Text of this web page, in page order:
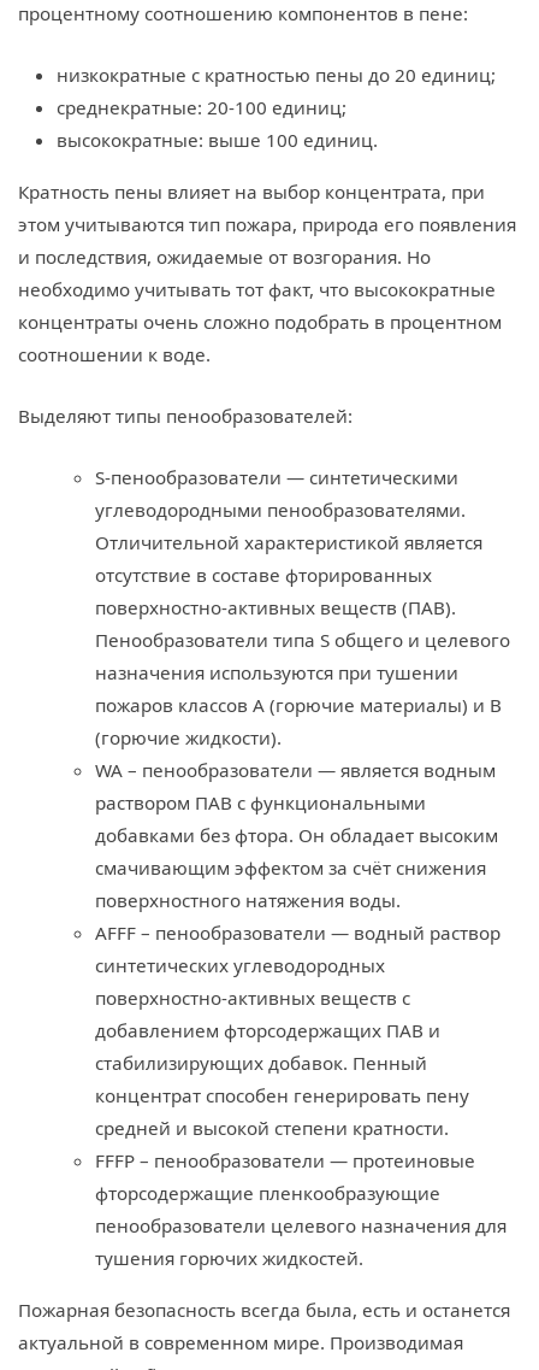
процентному соотношению компонентов в пене:
низкократные с кратностью пены до 20 единиц;
среднекратные: 20-100 единиц;
высокократные: выше 100 единиц.
Кратность пены влияет на выбор концентрата, при
этом учитываются тип пожара, природа его появления
и последствия, ожидаемые от возгорания. Но
необходимо учитывать тот факт, что высокократные
концентраты очень сложно подобрать в процентном
соотношении к воде.
Выделяют типы пенообразователей:
S-пенообразователи — синтетическими
углеводородными пенообразователями.
Отличительной характеристикой является
отсутствие в составе фторированных
поверхностно-активных веществ (ПАВ).
Пенообразователи типа S общего и целевого
назначения используются при тушении
пожаров классов А (горючие материалы) и B
(горючие жидкости).
WA – пенообразователи — является водным
раствором ПАВ с функциональными
добавками без фтора. Он обладает высоким
смачивающим эффектом за счёт снижения
поверхностного натяжения воды.
AFFF – пенообразователи — водный раствор
синтетических углеводородных
поверхностно-активных веществ с
добавлением фторсодержащих ПАВ и
стабилизирующих добавок. Пенный
концентрат способен генерировать пену
средней и высокой степени кратности.
FFFP – пенообразователи — протеиновые
фторсодержащие пленкообразующие
пенообразователи целевого назначения для
тушения горючих жидкостей.
Пожарная безопасность всегда была, есть и останется
актуальной в современном мире. Производимая